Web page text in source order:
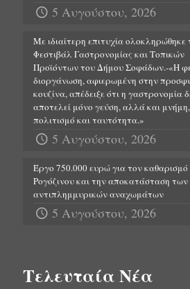
5 Αυγούστου, 2026
Με ιδιαίτερη επιτυχία ολοκληρώθηκε
Φεστιβάλ Γαστρονομίας και Τοπικών
Προϊόντων του Δήμου Σοφάδων.-«Η
διοργάνωση, αφιερωμένη στην
κουζίνα, απέδειξε ότι η γαστρονομία
αποτελεί μόνο γεύση, αλλά και μνήμη,
πολιτισμό και ταυτότητα.»
5 Αυγούστου, 2026
Έργο 750.000 ευρώ για τον καθαρισμό
Ρογόζινου και την αποκατάσταση των
αντιπλημμυρικών αναχωμάτων
5 Αυγούστου, 2026
Τελευταία Νέα